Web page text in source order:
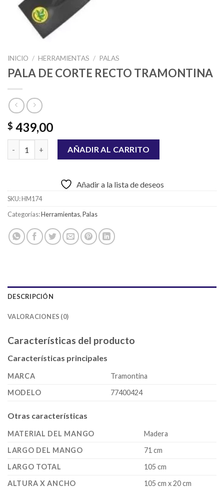
INICIO / HERRAMIENTAS / PALAS
PALA DE CORTE RECTO TRAMONTINA
$ 439,00
PALA DE CORTE RECTO TRAMONTINA cantidad
AÑADIR AL CARRITO
Añadir a la lista de deseos
SKU:HM174
Categorías:Herramientas,Palas
DESCRIPCIÓN
VALORACIONES (0)
Características del producto
Características principales
MARCA
Tramontina
MODELO
77400424
Otras características
MATERIAL DEL MANGO
Madera
LARGO DEL MANGO
71 cm
LARGO TOTAL
105 cm
ALTURA X ANCHO
105 cm x 20 cm